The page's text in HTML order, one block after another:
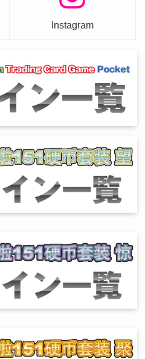
Instagram